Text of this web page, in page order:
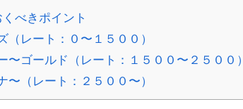
べきポイント
（レート：０〜１５００）
〜ゴールド（レート：１５００〜２５００）
〜（レート：２５００〜）